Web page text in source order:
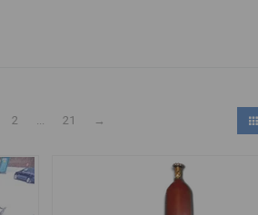
2 ... 21 →